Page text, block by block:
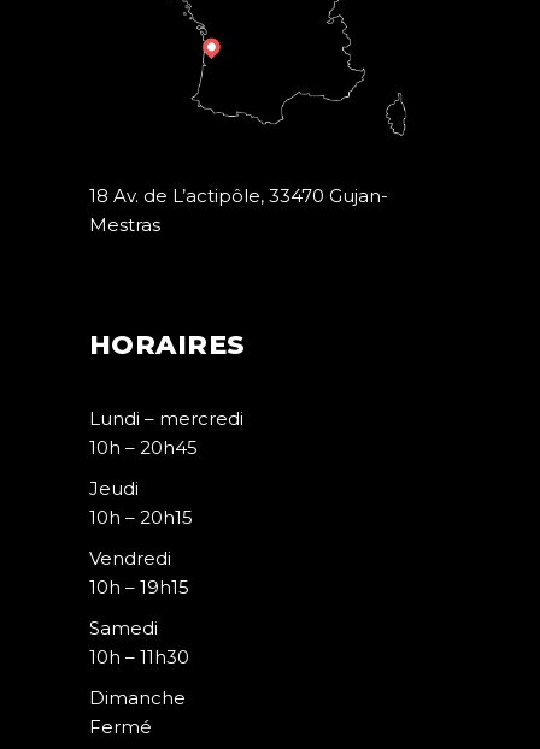
18 Av. de L’actipôle, 33470 Gujan-
Mestras
HORAIRES
Lundi – mercredi
10h – 20h45
Jeudi
10h – 20h15
Vendredi
10h – 19h15
Samedi
10h – 11h30
Dimanche
Fermé